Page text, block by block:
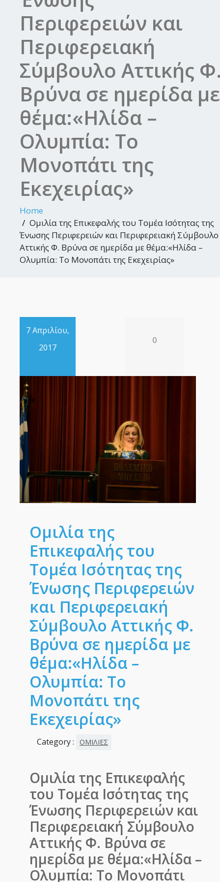
Περιφερειών και
Περιφερειακή
Σύμβουλο Αττικής
Βρύνα σε ημερίδα με
θέμα:«Ηλίδα –
Ολυμπία: Το
Μονοπάτι της
Εκεχειρίας»
Home
Ομιλία της Επικεφαλής του Τομέα Ισότητας της
Ένωσης Περιφερειών και Περιφερειακή Σύμβουλο
Αττικής Φ. Βρύνα σε ημερίδα με θέμα:«Ηλίδα –
Ολυμπία: Το Μονοπάτι της Εκεχειρίας»
7 Απριλίου,
2017
0
Ομιλία της
Επικεφαλής του
Τομέα Ισότητας της
Ένωσης Περιφερειών
και Περιφερειακή
Σύμβουλο Αττικής Φ.
Βρύνα σε ημερίδα με
θέμα:«Ηλίδα –
Ολυμπία: Το
Μονοπάτι της
Εκεχειρίας»
Category : ΟΜΙΛΙΕΣ
Ομιλία της Επικεφαλής
του Τομέα Ισότητας της
Ένωσης Περιφερειών και
Περιφερειακή Σύμβουλο
Αττικής Φ. Βρύνα σε
ημερίδα με θέμα:«Ηλίδα –
Ολυμπία: Το Μονοπάτι